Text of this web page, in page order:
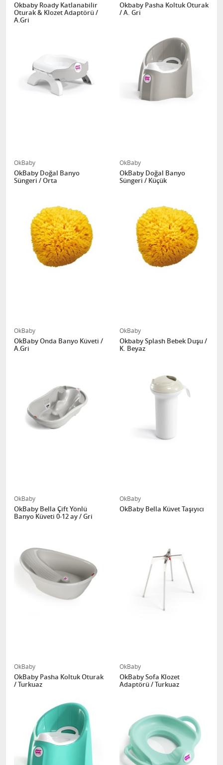
Okbaby Roady Katlanabilir
Oturak & Klozet Adaptörü /
A.Gri
Okbaby Pasha Koltuk Oturak
/ A. Gri
OkBaby
OkBaby Doğal Banyo
Süngeri / Orta
OkBaby
OkBaby Doğal Banyo
Süngeri / Küçük
OkBaby
OkBaby Onda Banyo Küveti /
A.Gri
OkBaby
Okbaby Splash Bebek Duşu /
K. Beyaz
OkBaby
OkBaby Bella Çift Yönlü
Banyo Küveti 0-12 ay / Gri
OkBaby
OkBaby Bella Küvet Taşıyıcı
OkBaby
OkBaby Pasha Koltuk Oturak
/ Turkuaz
OkBaby
OkBaby Sofa Klozet
Adaptörü / Turkuaz